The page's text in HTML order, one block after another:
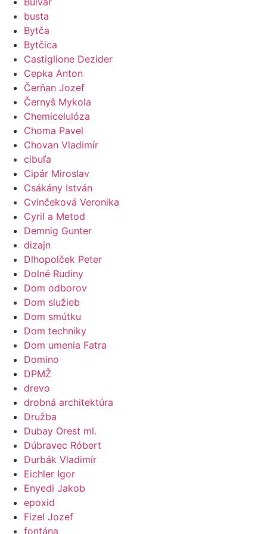
busta
Bytča
Bytčica
Castiglione Dezider
Cepka Anton
Čerňan Jozef
Černyš Mykola
Chemicelulóza
Choma Pavel
Chovan Vladimír
cibuľa
Cipár Miroslav
Csákány István
Cvinčeková Veronika
Cyril a Metod
Demnig Gunter
dizajn
Dlhopolček Peter
Dolné Rudiny
Dom odborov
Dom služieb
Dom smútku
Dom techniky
Dom umenia Fatra
Domino
DPMŽ
drevo
drobná architektúra
Družba
Dubay Orest ml.
Dúbravec Róbert
Durbák Vladimír
Eichler Igor
Enyedi Jakob
epoxid
Fizel Jozef
fontána